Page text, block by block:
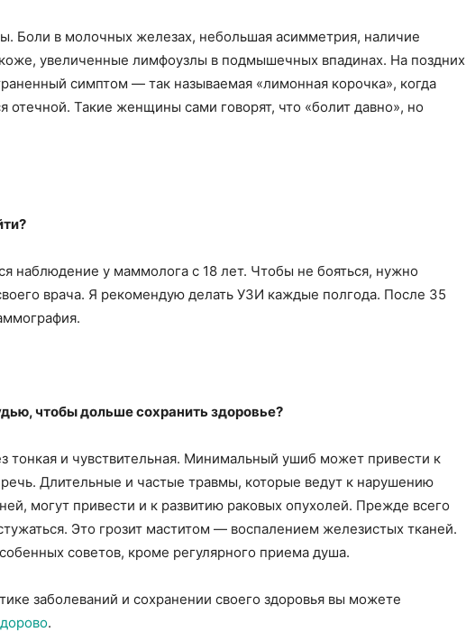
Боли в молочных железах, небольшая асимметрия, наличие
увеличенные лимфоузлы в подмышечных впадинах. На поздних
симптом — так называемая «лимонная корочка», когда
отечной. Такие женщины сами говорят, что «болит давно», но
наблюдение у маммолога с 18 лет. Чтобы не бояться, нужно
врача. Я рекомендую делать УЗИ каждые полгода. После 35
чтобы дольше сохранить здоровье?
и чувствительная. Минимальный ушиб может привести к
Длительные и частые травмы, которые ведут к нарушению
могут привести и к развитию раковых опухолей. Прежде всего
Это грозит маститом — воспалением железистых тканей.
советов, кроме регулярного приема душа.
заболеваний и сохранении своего здоровья вы можете
.